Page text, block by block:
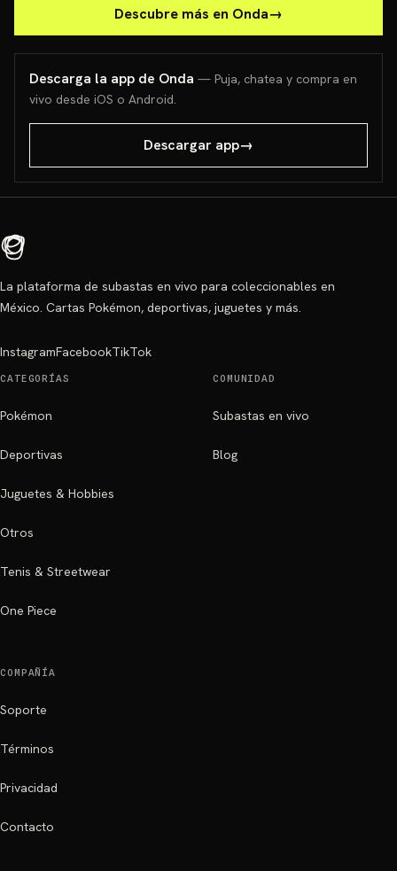
Descubre más en Onda→
Descarga la app de Onda — Puja, chatea y compra en
vivo desde iOS o Android.
Descargar app→
La plataforma de subastas en vivo para coleccionables en
México. Cartas Pokémon, deportivas, juguetes y más.
InstagramFacebookTikTok
CATEGORÍAS
Pokémon
Deportivas
Juguetes & Hobbies
Otros
Tenis & Streetwear
One Piece
COMUNIDAD
Subastas en vivo
Blog
COMPAÑÍA
Soporte
Términos
Privacidad
Contacto